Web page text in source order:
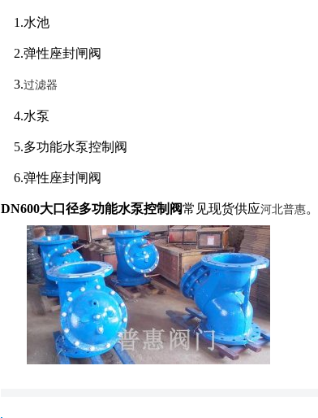
1.水池
2.弹性座封闸阀
3.过滤器
4.水泵
5.多功能水泵控制阀
6.弹性座封闸阀
DN600大口径多功能水泵控制阀常见现货供应河北普惠